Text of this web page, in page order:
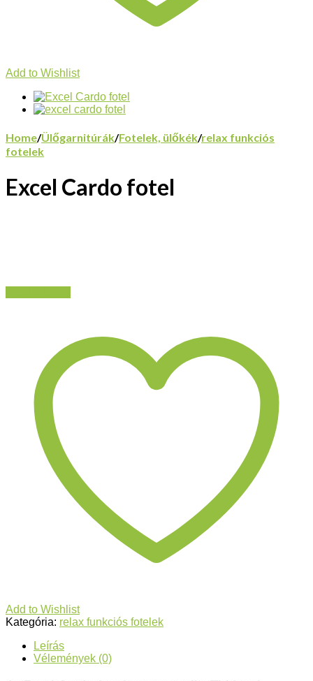
Add to Wishlist
Home/Ülőgarnitúrák/Fotelek, ülőkék/relax funkciós
fotelek
Excel Cardo fotel
Add to Wishlist
Kategória: relax funkciós fotelek
Leírás
Vélemények (0)